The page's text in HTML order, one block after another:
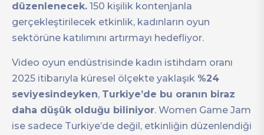
düzenlenecek. 150 kişilik kontenjanla
gerçekleştirilecek etkinlik, kadınların oyun
sektörüne katılımını artırmayı hedefliyor.
Video oyun endüstrisinde kadın istihdam oranı
2025 itibarıyla küresel ölçekte yaklaşık %24
seviyesindeyken, Turkiye’de bu oranın biraz
daha düşük olduğu biliniyor. Women Game Jam
ise sadece Turkiye’de değil, etkinliğin düzenlendiği